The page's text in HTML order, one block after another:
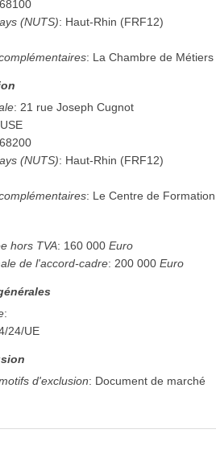
68100
(NUTS): Haut-Rhin (FRF12)
: La Chambre de
:21 rue Joseph Cugnot
68200
(NUTS): Haut-Rhin (FRF12)
: Le Centre de
hors TVA: 160 000 Euro
de l'accord-cadre:200 000 Euro
:
24/UE
d'exclusion: Document de marché